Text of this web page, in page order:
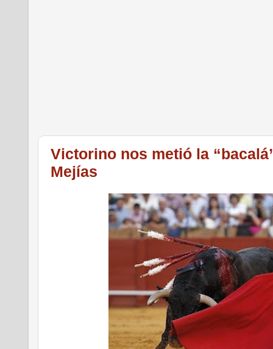
Victorino nos metió la
Mejías